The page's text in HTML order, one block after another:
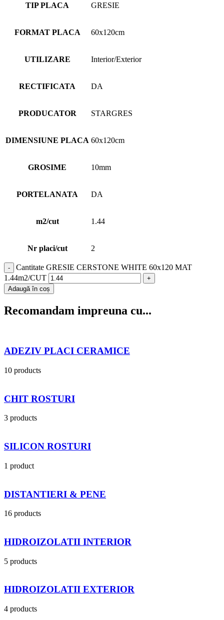
TIP PLACA GRESIE
FORMAT PLACA 60x120cm
UTILIZARE Interior/Exterior
RECTIFICATA DA
PRODUCATOR STARGRES
DIMENSIUNE PLACA 60x120cm
GROSIME 10mm
PORTELANATA DA
m2/cut 1.44
Nr placi/cut 2
Cantitate GRESIE CERSTONE WHITE 60x120 MAT
1.44m2/CUT
Adaugă în coș
Recomandam impreuna cu...
ADEZIV PLACI CERAMICE
10 products
CHIT ROSTURI
3 products
SILICON ROSTURI
1 product
DISTANTIERI & PENE
16 products
HIDROIZOLATII INTERIOR
5 products
HIDROIZOLATII EXTERIOR
4 products